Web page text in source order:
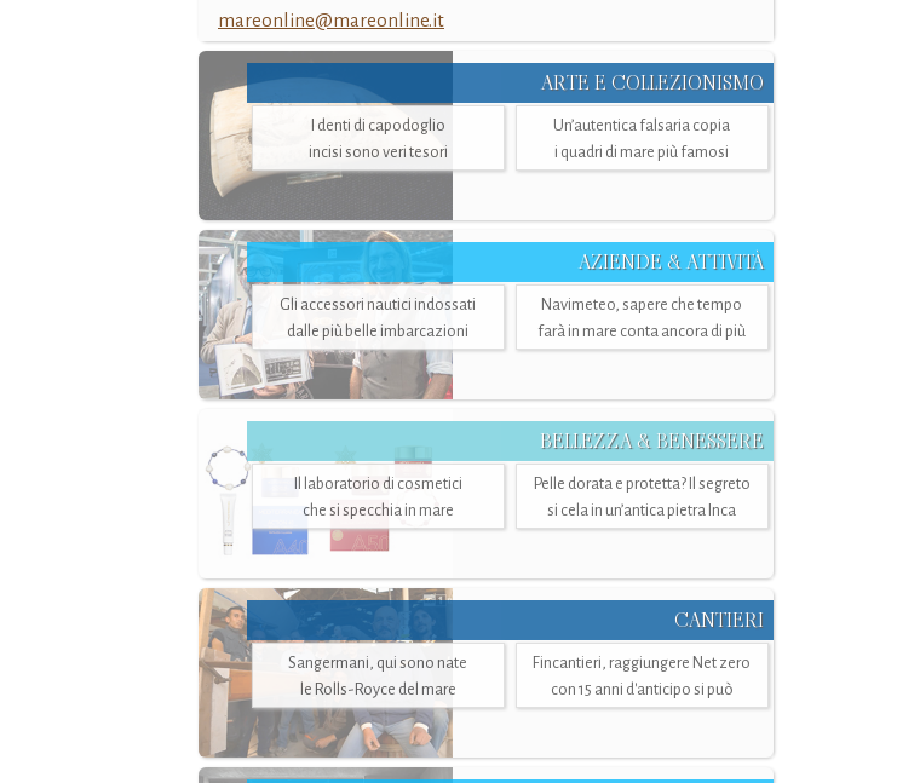
mareonline@mareonline.it
ARTE E COLLEZIONISMO
I denti di capodoglio
incisi sono veri tesori
Un’autentica falsaria copia
i quadri di mare più famosi
AZIENDE & ATTIVITÀ
Gli accessori nautici indossati
dalle più belle imbarcazioni
Navimeteo, sapere che tempo
farà in mare conta ancora di più
BELLEZZA & BENESSERE
Il laboratorio di cosmetici
che si specchia in mare
Pelle dorata e protetta? Il segreto
si cela in un’antica pietra Inca
CANTIERI
Sangermani, qui sono nate
le Rolls-Royce del mare
Fincantieri, raggiungere Net zero
con 15 anni d'anticipo si può